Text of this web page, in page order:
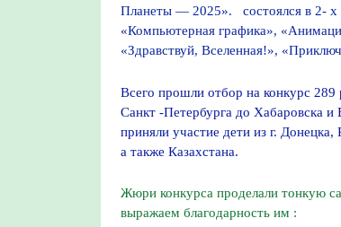
Планеты — 2025». состоялся в 2- х
«Компьютерная графика»,
«Здравствуй, Вселенная!»,
Всего прошли отбор на конкурс 289
Санкт -Петербурга до Хабаровска и
приняли участие дети из г.
а также Казахстана.
Жюри конкурса проделали тонкую
выражаем благодарность им :